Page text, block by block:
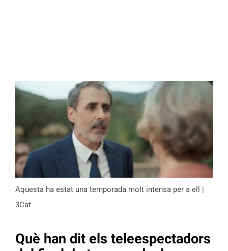
Aquesta ha estat una temporada molt intensa per a ell |
3Cat
Què han dit els teleespectadors